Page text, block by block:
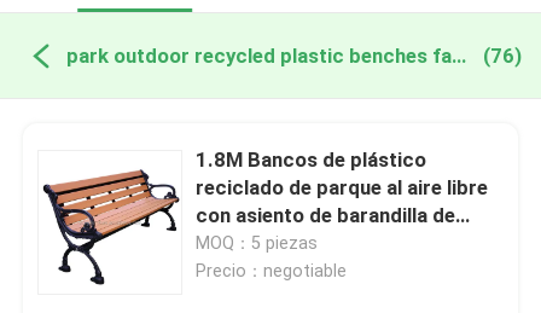
park outdoor recycled plastic benches fabricación en línea (76)
1.8M Bancos de plástico
reciclado de parque al aire libre
con asiento de barandilla de
madera
MOQ：5 piezas
Precio：negotiable